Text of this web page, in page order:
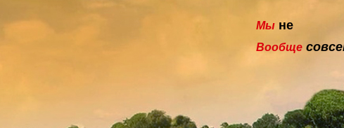
Мы не
Вообще